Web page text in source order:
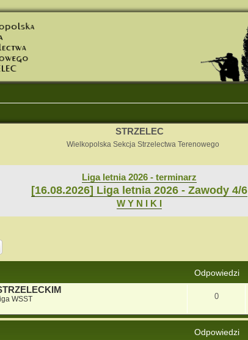
STRZELEC
Wielkopolska Sekcja Strzelectwa Terenowego
Liga letnia 2026 - terminarz
[16.08.2026] Liga letnia 2026 - Zawody 4/6
W Y N I K I
Odpowiedzi
WSST 0
Odpowiedzi